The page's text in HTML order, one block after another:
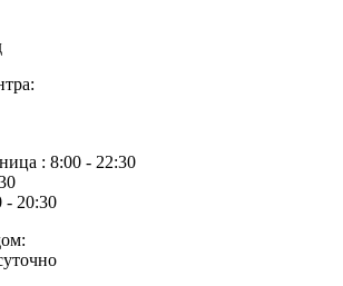
: 8:00 - 22:30
- 20:30